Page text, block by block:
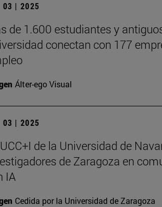
03 | 2025
de 1.600 estudiantes y
conectan con 177
Álter-ego Visual
03 | 2025
de la Universidad de
de Zaragoza en
IA
Cedida por la Universidad de Zaragoza